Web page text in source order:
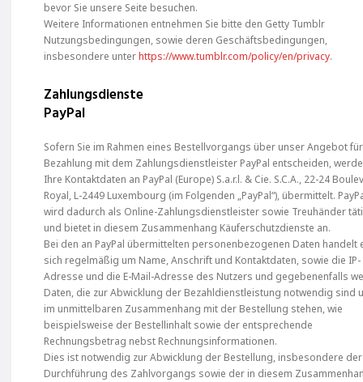
bevor Sie unsere Seite besuchen.
Weitere Informationen entnehmen Sie bitte den Getty Tumblr
Nutzungsbedingungen, sowie deren Geschäftsbedingungen,
insbesondere unterhttps://www.tumblr.com/policy/en/privacy.
Zahlungsdienste
PayPal
Sofern Sie im Rahmen eines Bestellvorgangs über unser Angebot
Bezahlung mit dem Zahlungsdienstleister PayPal entscheiden,
Ihre Kontaktdaten an PayPal (Europe) S.a.r.l. & Cie. S.C.A., 22-24
Royal, L-2449 Luxembourg (im Folgenden „PayPal“), übermittelt.
wird dadurch als Online-Zahlungsdienstleister sowie Treuhänder
und bietet in diesem Zusammenhang Käuferschutzdienste an.
Bei den an PayPal übermittelten personenbezogenen Daten handelt
sich regelmäßig um Name, Anschrift und Kontaktdaten, sowie die IP-
Adresse und die E-Mail-Adresse des Nutzers und gegebenenfalls
Daten, die zur Abwicklung der Bezahldienstleistung notwendig sind
im unmittelbaren Zusammenhang mit der Bestellung stehen, wie
beispielsweise der Bestellinhalt sowie der entsprechende
Rechnungsbetrag nebst Rechnungsinformationen.
Dies ist notwendig zur Abwicklung der Bestellung, insbesondere der
Durchführung des Zahlvorgangs sowie der in diesem